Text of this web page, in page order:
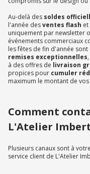
Au-delà des soldes
l'année desventes flash
uniquement par newsletter
événements commerciaux
les fêtes de fin d'année
remises exceptionnelles
à des offres de livraison
propices pour cumuler
maximum le montant de
Comment
L'Atelier
Plusieurs canaux sont à
service client de L'Atelier